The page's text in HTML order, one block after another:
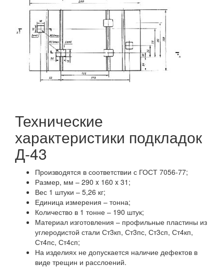
Технические
характеристики подкладок
Д-43
Производятся в соответствии с ГОСТ 7056-77;
Размер, мм – 290 x 160 x 31;
Вес 1 штуки – 5,26 кг;
Единица измерения – тонна;
Количество в 1 тонне – 190 штук;
Материал изготовления – профильные пластины из
углеродистой стали Ст3кп, Ст3пс, Ст3сп, Ст4кп,
Ст4пс, Ст4сп;
На изделиях не допускается наличие дефектов в
виде трещин и расслоений.